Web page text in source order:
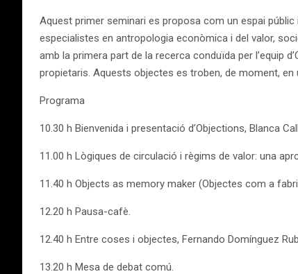
Aquest primer seminari es proposa com un espai
especialistes en antropologia econòmica i del valor,
amb la primera part de la recerca conduïda per l’equip
propietaris. Aquests objectes es troben, de moment,
Programa
10.30 h Bienvenida i presentació d’Objections, Blanca
11.00 h Lògiques de circulació i règims de valor: una
11.40 h Objects as memory maker (Objectes com a
12.20 h Pausa-cafè.
12.40 h Entre coses i objectes, Fernando Domínguez
13.20 h Mesa de debat comú.